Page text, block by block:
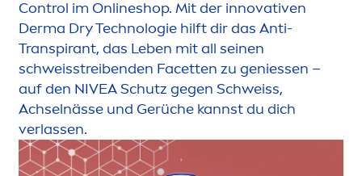
Control im Onlineshop. Mit der innovativen
Derma Dry Technologie hilft dir das Anti-
Transpirant, das Leben mit all seinen
schweisstreibenden Facetten zu geniessen –
auf den NIVEASchutz gegen Schweiss,
Achselnässe und Gerüche kannst du dich
verlassen.